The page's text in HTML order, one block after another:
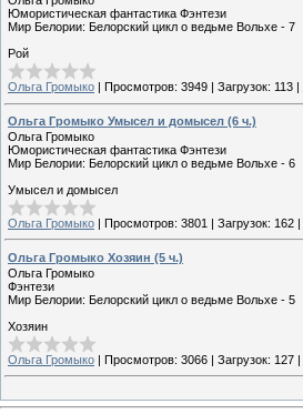
Юмористическая фантастика Фэнтези
Мир Белории: Белорский цикл о ведьме Вольхе - 7
Рой
Ольга Громыко | Просмотров: 3949 | Загрузок: 113 |
Ольга Громыко Умысел и домысел (6 ч.)
Ольга Громыко
Юмористическая фантастика Фэнтези
Мир Белории: Белорский цикл о ведьме Вольхе - 6
Умысел и домысел
Ольга Громыко | Просмотров: 3801 | Загрузок: 162 |
Ольга Громыко Хозяин (5 ч.)
Ольга Громыко
Фэнтези
Мир Белории: Белорский цикл о ведьме Вольхе - 5
Хозяин
Ольга Громыко | Просмотров: 3066 | Загрузок: 127 |